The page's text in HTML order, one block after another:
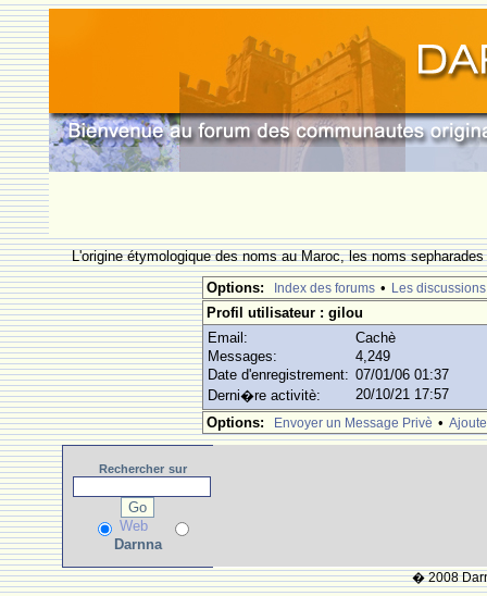
L'origine étymologique des noms au Maroc, les noms
Options:
Index des forums • Les discussions
Profil utilisateur : gilou
Email:
Cachè
Messages:
4,249
Date d'enregistrement: 07/01/06 01:37
Derni�re activitè:
20/10/21 17:57
Options:
Envoyer un Message Privè •
Rechercher sur
Web
Darnna
� 2008